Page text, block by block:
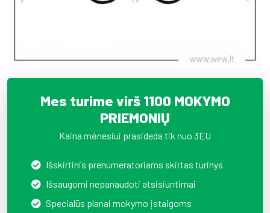
Mes turime virš 1100 MOKYMO
PRIEMONIŲ
Kaina mėnesiui prasideda tik nuo 3EU
Išskirtinis prenumeratoriams skirtas turinys
Išsaugomi nepanaudoti atsisiuntimai
Specialūs planai mokymo įstaigoms